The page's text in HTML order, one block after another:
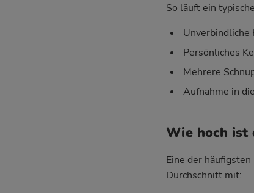
So läuft ein
Unverbindliche
Persönliches
Mehrere
Aufnahme in
Wie hoch ist
Eine der
Durchschnitt mit: